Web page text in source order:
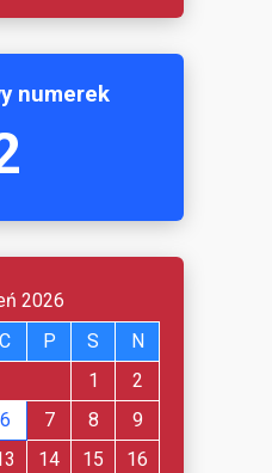
numerek
2026
C P S
N
1
2
6 7 8
9
14 15
16